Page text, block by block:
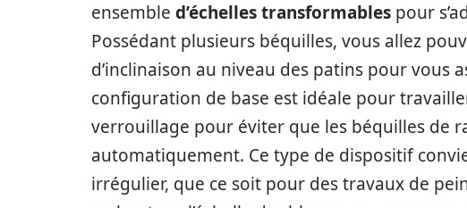
ensemble d’échelles transformables pour
Possédant plusieurs béquilles, vous allez
d’inclinaison au niveau des patins pour vous
configuration de base est idéale pour
verrouillage pour éviter que les béquilles de
automatiquement. Ce type de dispositif
irrégulier, que ce soit pour des travaux de